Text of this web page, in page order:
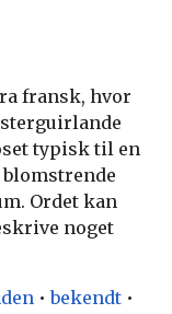
fransk, hvor
typisk til en
Ordet kan
noget
•bekendt •